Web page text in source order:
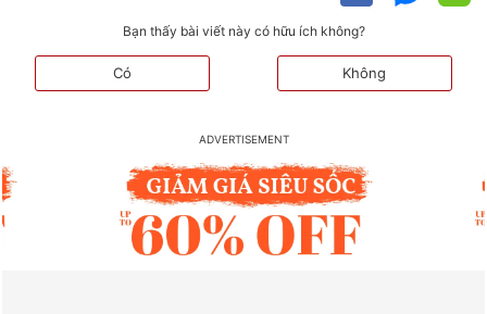
Bạn thấy bài viết này có hữu ích không?
Có Không